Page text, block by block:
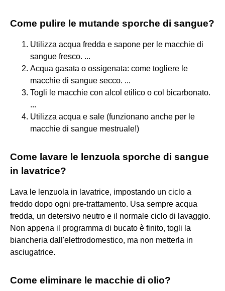
Come pulire le mutande sporche di sangue?
Utilizza acqua fredda e sapone per le macchie di
sangue fresco. ...
Acqua gasata o ossigenata: come togliere le
macchie di sangue secco. ...
Togli le macchie con alcol etilico o col bicarbonato.
...
Utilizza acqua e sale (funzionano anche per le
macchie di sangue mestruale!)
Come lavare le lenzuola sporche di sangue
in lavatrice?
Lava le lenzuola in lavatrice, impostando un ciclo a
freddo dopo ogni pre-trattamento. Usa sempre acqua
fredda, un detersivo neutro e il normale ciclo di lavaggio.
Non appena il programma di bucato è finito, togli la
biancheria dall'elettrodomestico, ma non metterla in
asciugatrice.
Come eliminare le macchie di olio?